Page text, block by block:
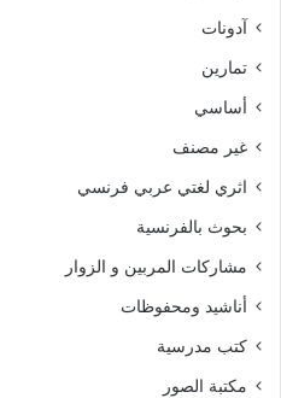
آدونات
تمارين
أساسي
غير مصنف
اثري لغتي عربي فرنسي
بحوث بالفرنسية
مشاركات المربين و الزوار
أناشيد ومحفوظات
كتب مدرسية
مكتبة الصور